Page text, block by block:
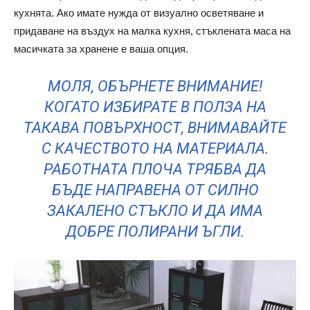
кухнята. Ако имате нужда от визуално осветяване и
придаване на въздух на малка кухня, стъклената маса на
масичката за хранене е ваша опция.
МОЛЯ, ОБЪРНЕТЕ ВНИМАНИЕ!
КОГАТО ИЗБИРАТЕ В ПОЛЗА НА
ТАКАВА ПОВЪРХНОСТ, ВНИМАВАЙТЕ
С КАЧЕСТВОТО НА МАТЕРИАЛА.
РАБОТНАТА ПЛОЧА ТРЯБВА ДА
БЪДЕ НАПРАВЕНА ОТ СИЛНО
ЗАКАЛЕНО СТЪКЛО И ДА ИМА
ДОБРЕ ПОЛИРАНИ ЪГЛИ.